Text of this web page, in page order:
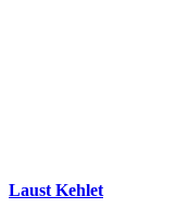
Laust Kehlet